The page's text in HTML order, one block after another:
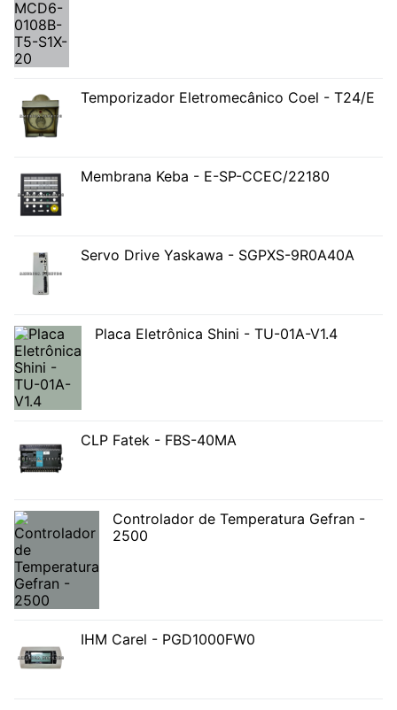
Temporizador Eletromecânico Coel - T24/E
Membrana Keba - E-SP-CCEC/22180
Servo Drive Yaskawa - SGPXS-9R0A40A
Placa Eletrônica Shini - TU-01A-V1.4
CLP Fatek - FBS-40MA
Controlador de Temperatura Gefran -
2500
IHM Carel - PGD1000FW0